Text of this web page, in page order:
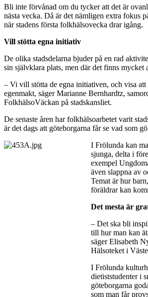
Bli inte förvånad om du tycker att det är
nästa vecka. Då är det nämligen extra fokus
när stadens första folkhälsovecka drar igång.
Vill stötta egna initiativ
De olika stadsdelarna bjuder på en rad
sin självklara plats, men där det finns mycket
– Vi vill stötta de egna initiativen, och visa
egenmakt, säger Marianne Bernhardtz,
FolkhälsoVäckan på stadskansliet.
De senaste åren har folkhälsoarbetet varit
är det dags att göteborgarna får se vad som
I Frölunda kan
sjunga, delta i
exempel
även slappna av
Temat är hur
föräldrar kan
Det mesta är
– Det ska bli
till hur man kan
säger Elisabeth
Hälsoteket i
I Frölunda
dietiststudenter i
göteborgarna
som man får